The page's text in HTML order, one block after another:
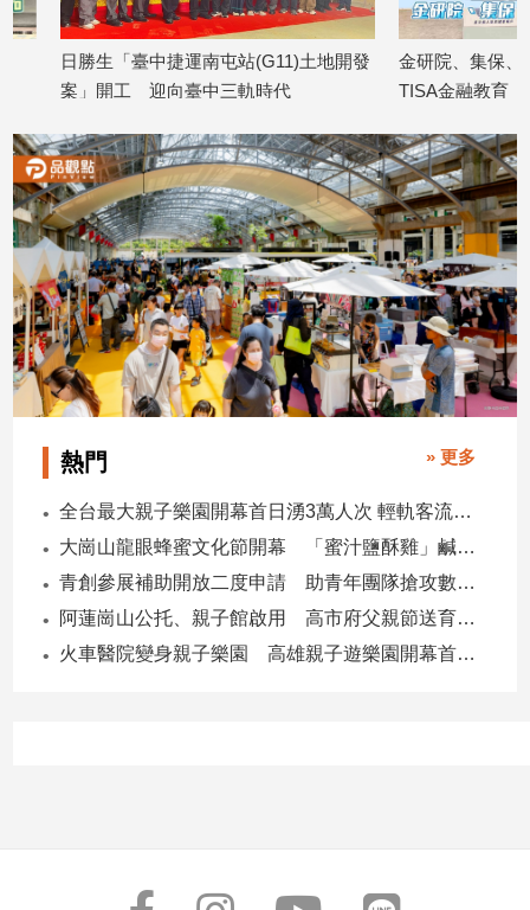
旅
星
座/
命
理
消
費
健
康/
親
子/
情
術
創
影
日勝生「臺中捷運南屯站(G11)土地開發
案」開工 迎向臺中三軌時代
金研院、集保、投信
TISA金融教育 將辦
熱門 » 更多
全台最大親子樂園開幕首日湧3萬人次 輕軌客流增20倍
大崗山龍眼蜂蜜文化節開幕 「蜜汁鹽酥雞」鹹甜跨界搶話題
青創參展補助開放二度申請 助青年團隊搶攻數位轉型商機
阿蓮崗山公托、親子館啟用 高市府父親節送育兒暖禮
火車醫院變身親子樂園 高雄親子遊樂園開幕首日爆棚